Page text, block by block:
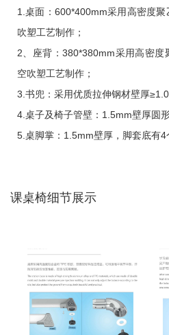
1.桌面：600*400mm采用高密度
吹塑工艺制作；
2、座背：380*380mm采用高密度
空吹塑工艺制作；
3.书兜：采用优质拉伸钢材壁厚
4.桌子及椅子管壁：1.5mm壁厚圆
5.桌脚掌：1.5mm壁厚，脚套底有4
课桌椅细节展示